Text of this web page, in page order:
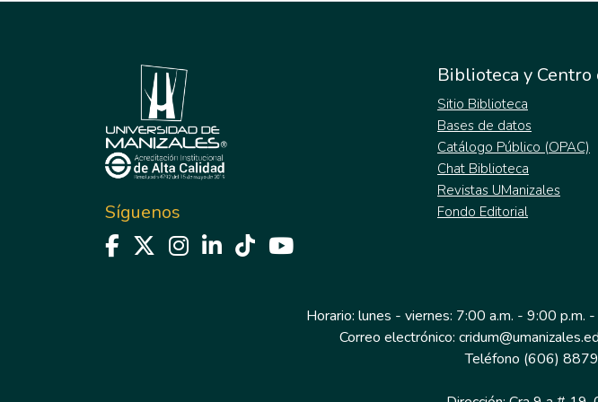
Síguenos
Biblioteca y Centro
Sitio Biblioteca
Bases de datos
Catálogo Público (OPAC)
Chat Biblioteca
Revistas UManizales
Fondo Editorial
Horario: lunes - viernes: 7:00 a.m. - 9:00 p.m.
Correo electrónico:
Teléfono (606)